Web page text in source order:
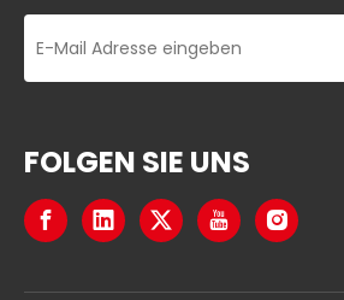
FOLGEN SIE UNS